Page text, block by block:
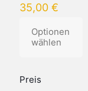
Preis
35,00 €
Optionen
wählen
Produkt